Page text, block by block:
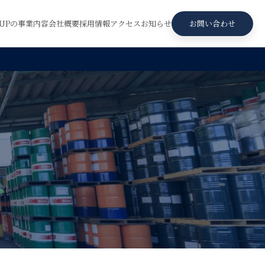
の事業内容会社概要採用情報アクセスお知らせ お問い合わせ